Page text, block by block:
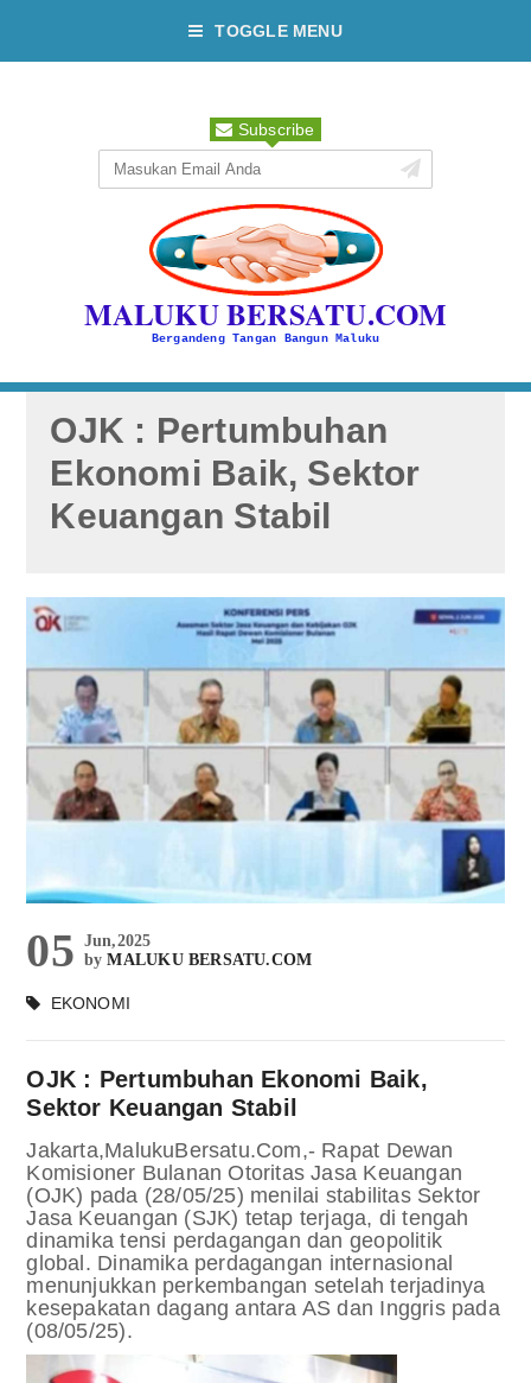
TOGGLE MENU
Subscribe
MALUKU BERSATU.COM
Bergandeng Tangan Bangun Maluku
OJK : Pertumbuhan
Ekonomi Baik, Sektor
Keuangan Stabil
05 Jun,2025
byMALUKU BERSATU.COM
EKONOMI
OJK : Pertumbuhan Ekonomi Baik,
Sektor Keuangan Stabil
Jakarta,MalukuBersatu.Com,- Rapat Dewan
Komisioner Bulanan Otoritas Jasa Keuangan
(OJK) pada (28/05/25) menilai stabilitas Sektor
Jasa Keuangan (SJK) tetap terjaga, di tengah
dinamika tensi perdagangan dan geopolitik
global. Dinamika perdagangan internasional
menunjukkan perkembangan setelah terjadinya
kesepakatan dagang antara AS dan Inggris pada
(08/05/25).